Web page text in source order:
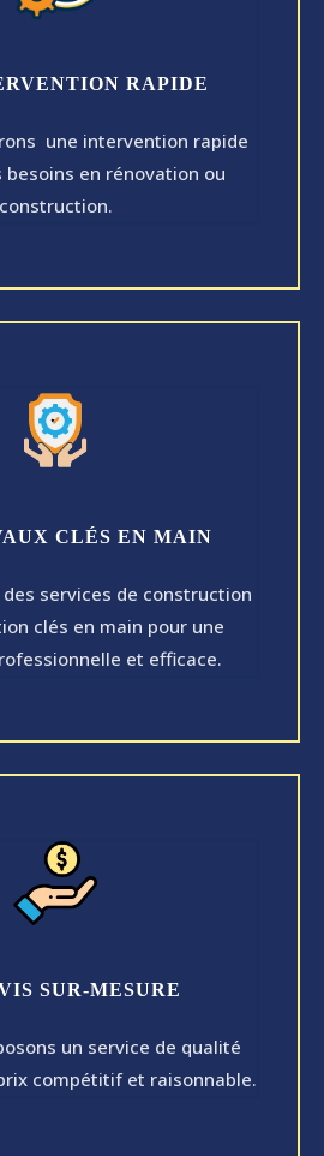
RAPIDE
une intervention rapide
besoins en rénovation ou
construction.
CLÉS EN MAIN
services de construction
clés en main pour une
et efficace.
SUR-MESURE
un service de qualité
compétitif et raisonnable.